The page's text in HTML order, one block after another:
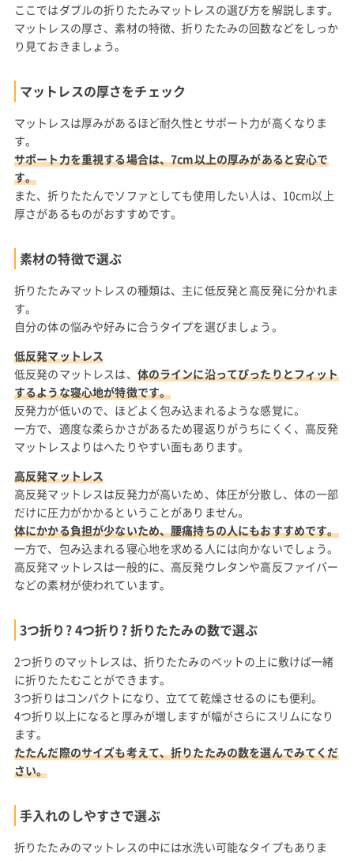
ここではダブルの折りたたみマットレスの選び方を解説します。
マットレスの厚さ、素材の特徴、折りたたみの回数などをしっか
り見ておきましょう。
マットレスの厚さをチェック
マットレスは厚みがあるほど耐久性とサポート力が高くなりま
す。
サポート力を重視する場合は、7cm以上の厚みがあると安心で
す。
また、折りたたんでソファとしても使用したい人は、10cm以上
厚さがあるものがおすすめです。
素材の特徴で選ぶ
折りたたみマットレスの種類は、主に低反発と高反発に分かれま
す。
自分の体の悩みや好みに合うタイプを選びましょう。
低反発マットレス
低反発のマットレスは、 体のラインに沿ってぴったりとフィット
するような寝心地が特徴です。
反発力が低いので、ほどよく包み込まれるような感覚に。
一方で、適度な柔らかさがあるため寝返りがうちにくく、高反発
マットレスよりはへたりやすい面もあります。
高反発マットレス
高反発マットレスは反発力が高いため、体圧が分散し、体の一部
だけに圧力がかかるということがありません。
体にかかる負担が少ないため、腰痛持ちの人にもおすすめです。
一方で、包み込まれる寝心地を求める人には向かないでしょう。
高反発マットレスは一般的に、高反発ウレタンや高反ファイバー
などの素材が使われています。
3つ折り? 4つ折り? 折りたたみの数で選ぶ
2つ折りのマットレスは、折りたたみのベットの上に敷けば一緒
に折りたたむことができます。
3つ折りはコンパクトになり、立てて乾燥させるのにも便利。
4つ折り以上になると厚みが増しますが幅がさらにスリムになり
ます。
たたんだ際のサイズも考えて、折りたたみの数を選んでみてくだ
さい。
手入れのしやすさで選ぶ
折りたたみのマットレスの中には水洗い可能なタイプもありま